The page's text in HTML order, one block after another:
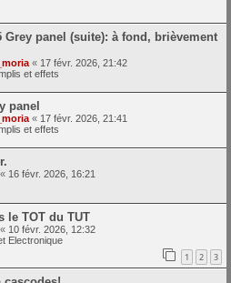
Grey panel (suite): à fond, brièvement
« 17 févr. 2026, 21:42
et effets
panel
« 17 févr. 2026, 21:41
et effets
« 16 févr. 2026, 16:21
le TOT du TUT
« 10 févr. 2026, 12:32
Electronique
1 2 3